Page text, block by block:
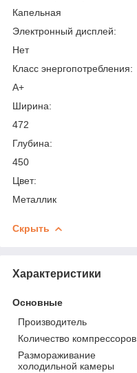
Капельная
Электронный дисплей:
Нет
Класс энергопотребления:
А+
Ширина:
472
Глубина:
450
Цвет:
Металлик
Скрыть
Характеристики
Основные
Производитель
Количество компрессоров
Размораживание
холодильной камеры